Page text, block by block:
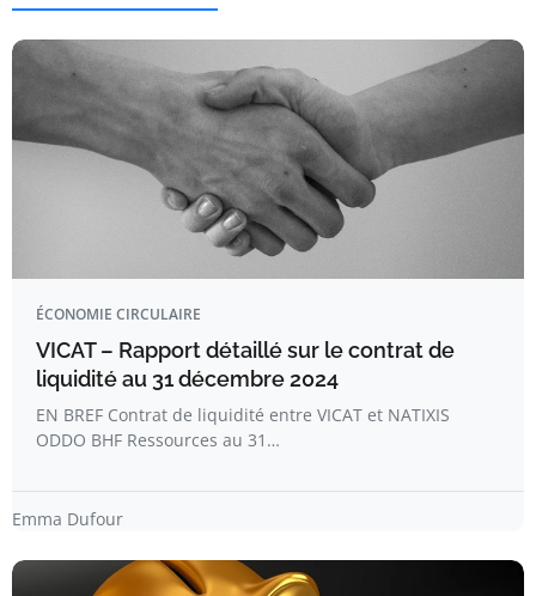
ÉCONOMIE CIRCULAIRE
VICAT – Rapport détaillé sur le contrat de
liquidité au 31 décembre 2024
EN BREF Contrat de liquidité entre VICAT et NATIXIS
ODDO BHF Ressources au 31…
Emma Dufour